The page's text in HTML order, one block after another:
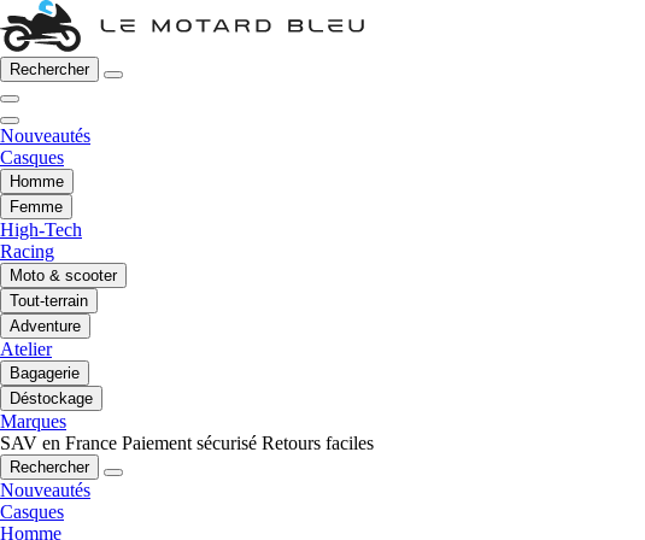
Rechercher
Nouveautés
Casques
Homme
Femme
High-Tech
Racing
Moto & scooter
Tout-terrain
Adventure
Atelier
Bagagerie
Déstockage
Marques
SAV en France Paiement sécurisé Retours faciles
Rechercher
Nouveautés
Casques
Homme